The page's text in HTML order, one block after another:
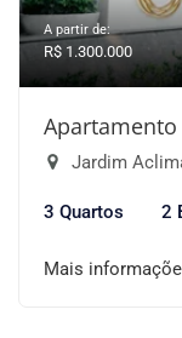
A partir de:
R$ 1.300.000
Apartamento
Jardim
3 Quartos 2
Mais